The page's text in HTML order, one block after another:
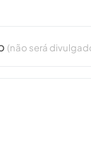
(não será